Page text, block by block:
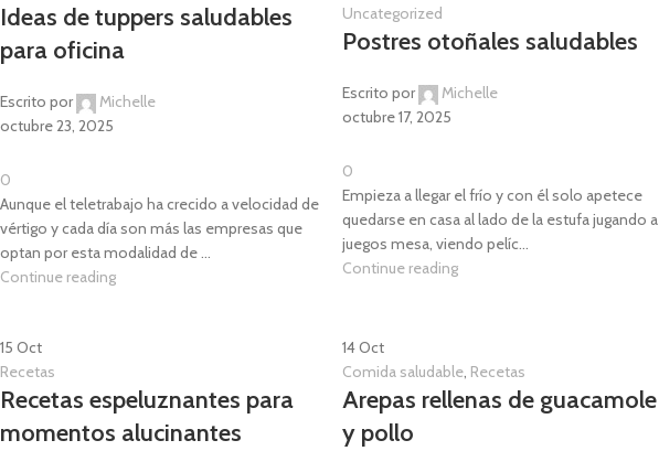
Ideas de tuppers saludables
para oficina
Escrito por
Michelle
octubre 23, 2025
0
Aunque el teletrabajo ha crecido a velocidad de
vértigo y cada día son más las empresas que
optan por esta modalidad de ...
Continue reading
Uncategorized
Postres otoñales saludables
Escrito por
Michelle
octubre 17, 2025
0
Empieza a llegar el frío y con él solo apetece
quedarse en casa al lado de la estufa jugando a
juegos mesa, viendo pelíc...
Continue reading
15 Oct
Recetas
Recetas espeluznantes para
momentos alucinantes
14Oct
Comida saludable, Recetas
Arepas rellenas de guacamole
y pollo